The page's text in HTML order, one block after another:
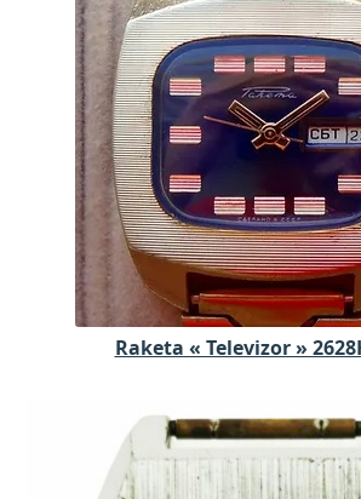
Raketa « Televizor »